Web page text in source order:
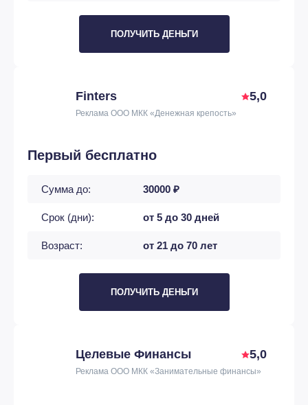
ПОЛУЧИТЬ ДЕНЬГИ
Finters 5,0
Реклама ООО МКК «Денежная крепость»
Первый бесплатно
Сумма до: 30000 ₽
Срок (дни): от 5 до 30 дней
Возраст: от 21 до 70 лет
ПОЛУЧИТЬ ДЕНЬГИ
Целевые Финансы 5,0
Реклама ООО МКК «Занимательные финансы»